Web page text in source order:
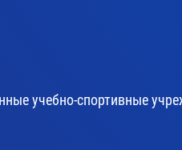
учебно-спортивные